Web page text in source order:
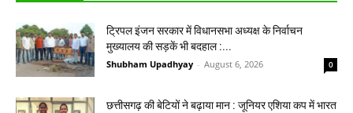
ट्रिपल इंजन सरकार में विधानसभा अध्यक्ष के निर्वाचन
मुख्यालय की सड़कें भी बदहाल :...
Shubham Upadhyay - August 6, 2026 0
छत्तीसगढ़ की बेटियों ने बढ़ाया मान : जूनियर एशिया कप में भारत